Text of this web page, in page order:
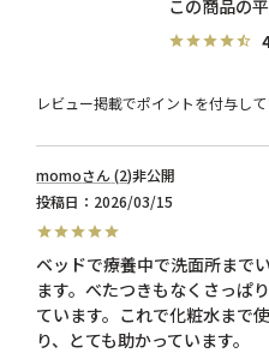
レビュー掲載でポイントを付与し
momo 2 非公開
投稿日
2026/03/15
ベッドで療養中で洗面所まで
ます。べたつきもなくさっぱ
ています。これで化粧水まで
り、とても助かっています。